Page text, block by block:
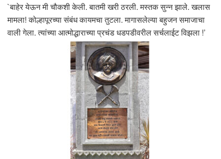
`बाहेर येऊन मी चौकशी केली. बातमी खरी ठरली. मस्तक सुन्न झाले. खलास
मामला! कोल्हापूरच्या संबंध कायमचा तुटला. मागासलेल्या बहुजन समाजाचा
वाली गेला. त्यांच्या आत्मोद्धाराच्या प्रचंड धडपडीवरील सर्चलाईट विझला !’